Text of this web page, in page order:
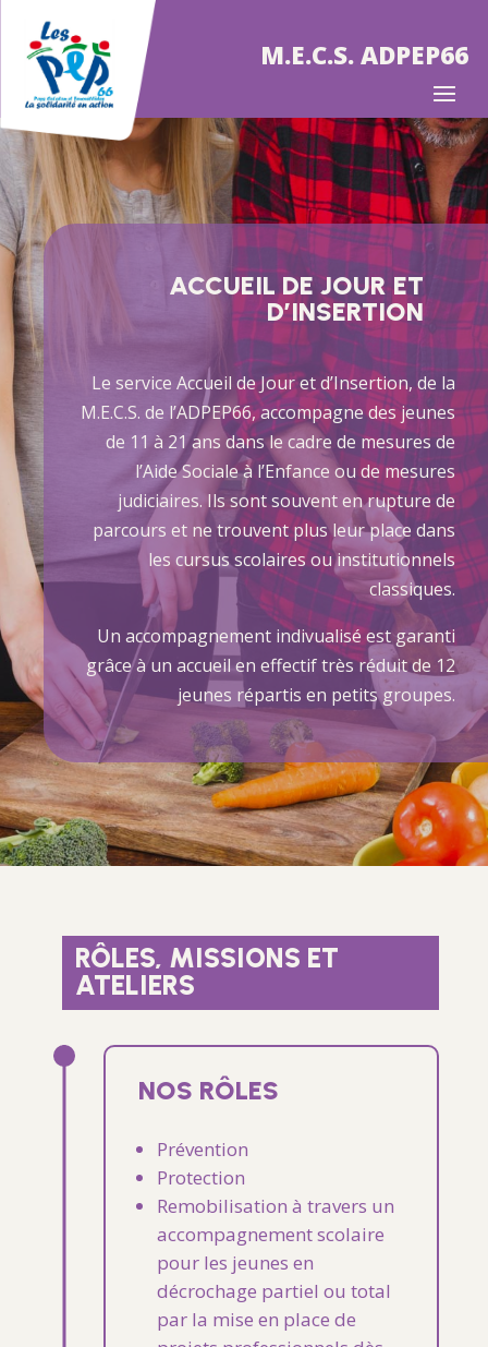
M.E.C.S. ADPEP66
ACCUEIL DE JOUR ET
D’INSERTION
Le service Accueil de Jour et d’Insertion, de la
M.E.C.S. de l’ADPEP66, accompagne des jeunes
de 11 à 21 ans dans le cadre de mesures de
l’Aide Sociale à l’Enfance ou de mesures
judiciaires. Ils sont souvent en rupture de
parcours et ne trouvent plus leur place dans
les cursus scolaires ou institutionnels
classiques.
Un accompagnement indivualisé est garanti
grâce à un accueil en effectif très réduit de 12
jeunes répartis en petits groupes.
RÔLES, MISSIONS ET
ATELIERS
NOS RÔLES
Prévention
Protection
Remobilisation à travers un
accompagnement scolaire
pour les jeunes en
décrochage partiel ou total
par la mise en place de